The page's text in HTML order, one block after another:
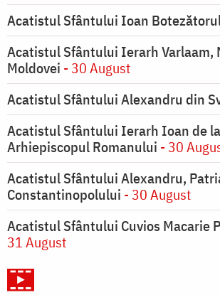
Acatistul Sfântului Ioan
Acatistul Sfântului Ierarh
Moldovei - 30 August
Acatistul Sfântului Alexandru din
Acatistul Sfântului Ierarh Ioan de la
Arhiepiscopul Romanului - 30
Acatistul Sfântului Alexandru,
Constantinopolului - 30 August
Acatistul Sfântului Cuvios Macarie
31 August